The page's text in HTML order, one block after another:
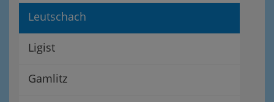
Leutschach
Ligist
Gamlitz